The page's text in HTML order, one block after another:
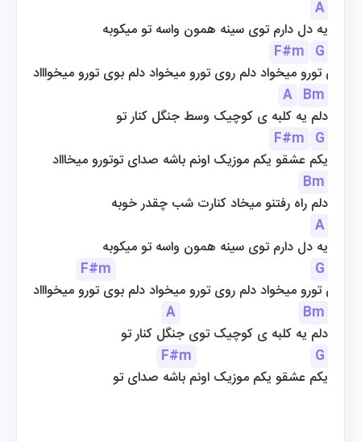
A
یه دل دارم توی سینه همون واسه تو میکوبه
F#m G
موی تورو میخواد دلم روی تورو میخواد دلم بوی تورو میخواااد
A Bm
دلم یه کلبه ی کوچیک وسط جنگل کنار تو
F#m G
یکم عشقو یکم موزیک اونم باشه صدای توتورو میخاااد
Bm
دلم راه رفتنو میخاد کنارت شب چقدر خوبه
A
یه دل دارم توی سینه همون واسه تو میکوبه
F#m
G
موی تورو میخواد دلم روی تورو میخواد دلم بوی تورو میخواااد
A
Bm
دلم یه کلبه ی کوچیک توی جنگل کنار تو
F#m
G
یکم عشقو یکم موزیک اونم باشه صدای تو